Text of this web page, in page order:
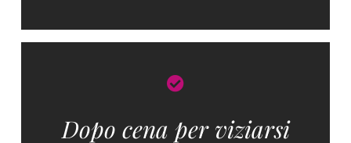
Dopo cena per viziarsi